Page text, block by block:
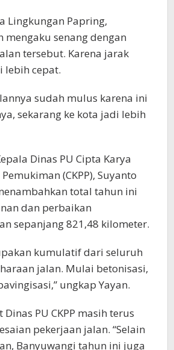
Lingkungan Papring,
senang dengan
tersebut. Karena jarak
lebih cepat.
sudah mulus karena ini
sekarang ke kota jadi lebih
Dinas PU Cipta Karya
(CKPP), Suyanto
total tahun ini
dan perbaikan
sepanjang 821,48 kilometer.
kumulatif dari seluruh
jalan. Mulai betonisasi,
ungkap Yayan.
PU CKPP masih terus
pekerjaan jalan. “Selain
Banyuwangi tahun ini juga